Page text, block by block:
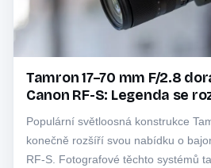
Tamron 17–70 mm F/2.8
Canon RF-S: Legenda se
Populární světloosná konstrukce
konečně rozšíří svou nabídku o
RF-S. Fotografové těchto systémů